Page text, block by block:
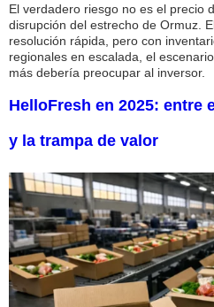
El verdadero riesgo no es el precio
disrupción del estrecho de Ormuz.
resolución rápida, pero con
regionales en escalada, el
más debería preocupar al inversor.
HelloFresh en 2025: entre
y la trampa de valor